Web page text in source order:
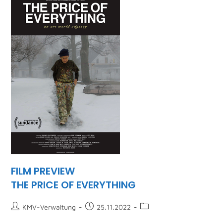
FILM PREVIEW
THE PRICE OF EVERYTHING
KMV-Verwaltung 25.11.2022